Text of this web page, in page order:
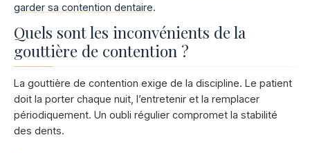
garder sa contention dentaire.
Quels sont les inconvénients de la
gouttière de contention ?
La gouttière de contention exige de la discipline. Le patient
doit la porter chaque nuit, l’entretenir et la remplacer
périodiquement. Un oubli régulier compromet la stabilité
des dents.